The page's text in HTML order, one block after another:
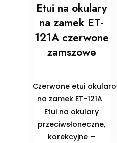
Etui na okulary
na zamek ET-
121A czerwone
zamszowe
Czerwone etui
na zamek ET-121A
Etui na okulary
przeciwsłoneczne,
korekcyjne –